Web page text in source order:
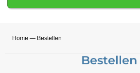
Home — Bestellen
Bestellen